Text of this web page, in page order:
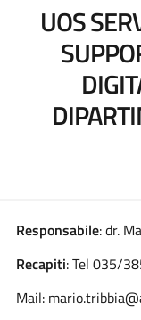
UOS
Responsabile: dr.
Recapiti: Tel 035/
Mail: